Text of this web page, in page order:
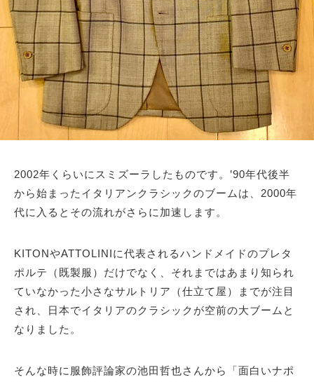
2002年くらいにスミズーラしたものです。’90年代後半
から始まったイタリアンクラシックのブームは、2000年
代に入るとその流れがさらに加速します。
KITONやATTOLINIに代表されるハンドメイドのプレタ
ポルテ（既製服）だけでなく、それまではあまり知られ
ていなかった小さなサルトリア（仕立て屋）までが注目
され、日本でイタリアのクラシックが空前の大ブームと
なりました。
そんな時に服飾評論家の池田哲也さんから「面白いナポ